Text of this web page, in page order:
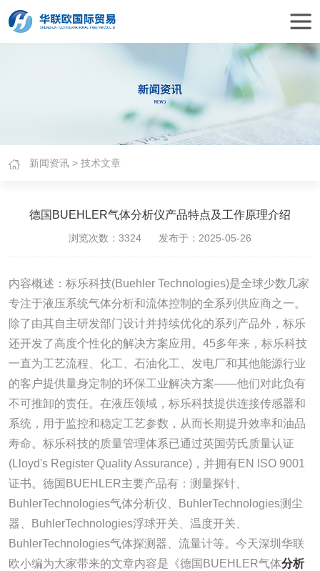
新闻资讯 >技术文章
德国BUEHLER气体分析仪产品特点及工作原理介绍
浏览次数：3324 发布于：2025-05-26
内容概述：标乐科技(Buehler Technologies)是全球少数几家
专注于液压系统气体分析和流体控制的全系列供应商之一。
除了由其自主研发部门设计并持续优化的系列产品外，标乐
还开发了高度个性化的解决方案应用。45多年来，标乐科技
一直为工艺流程、化工、石油化工、发电厂和其他能源行业
的客户提供量身定制的环保工业解决方案——他们对此负有
不可推卸的责任。在液压领域，标乐科技提供连接传感器和
系统，用于监控和稳定工艺参数，从而长期提升效率和油品
寿命。标乐科技的质量管理体系已通过英国劳氏质量认证
(Lloyd's Register Quality Assurance)，并拥有EN ISO 9001
证书。德国BUEHLER主要产品有：测量探针、
BuhlerTechnologies气体分析仪、BuhlerTechnologies测尘
器、BuhlerTechnologies浮球开关、温度开关、
BuhlerTechnologies气体探测器、流量计等。今天深圳华联
欧小编为大家带来的文章内容是《德国BUEHLER气体分析